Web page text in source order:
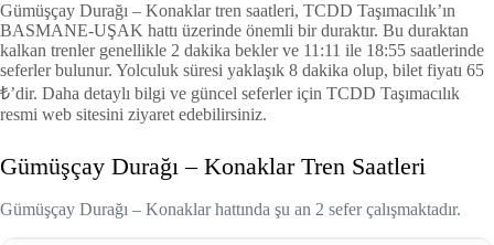
Gümüşçay Durağı – Konaklar tren saatleri, TCDD Taşımacılık’ın
BASMANE-UŞAK hattı üzerinde önemli bir duraktır. Bu duraktan
kalkan trenler genellikle 2 dakika bekler ve 11:11 ile 18:55 saatlerinde
seferler bulunur. Yolculuk süresi yaklaşık 8 dakika olup, bilet fiyatı 65
₺’dir. Daha detaylı bilgi ve güncel seferler için TCDD Taşımacılık
resmi web sitesini ziyaret edebilirsiniz.
Gümüşçay Durağı – Konaklar Tren Saatleri
Gümüşçay Durağı – Konaklar hattında şu an 2 sefer çalışmaktadır.